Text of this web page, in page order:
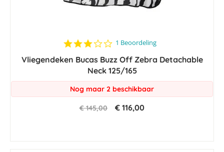
3.0
rating
1 Beoordeling
Vliegendeken Bucas Buzz Off Zebra Detachable
Neck 125/165
Nog maar 2 beschikbaar
€ 145,00 € 116,00